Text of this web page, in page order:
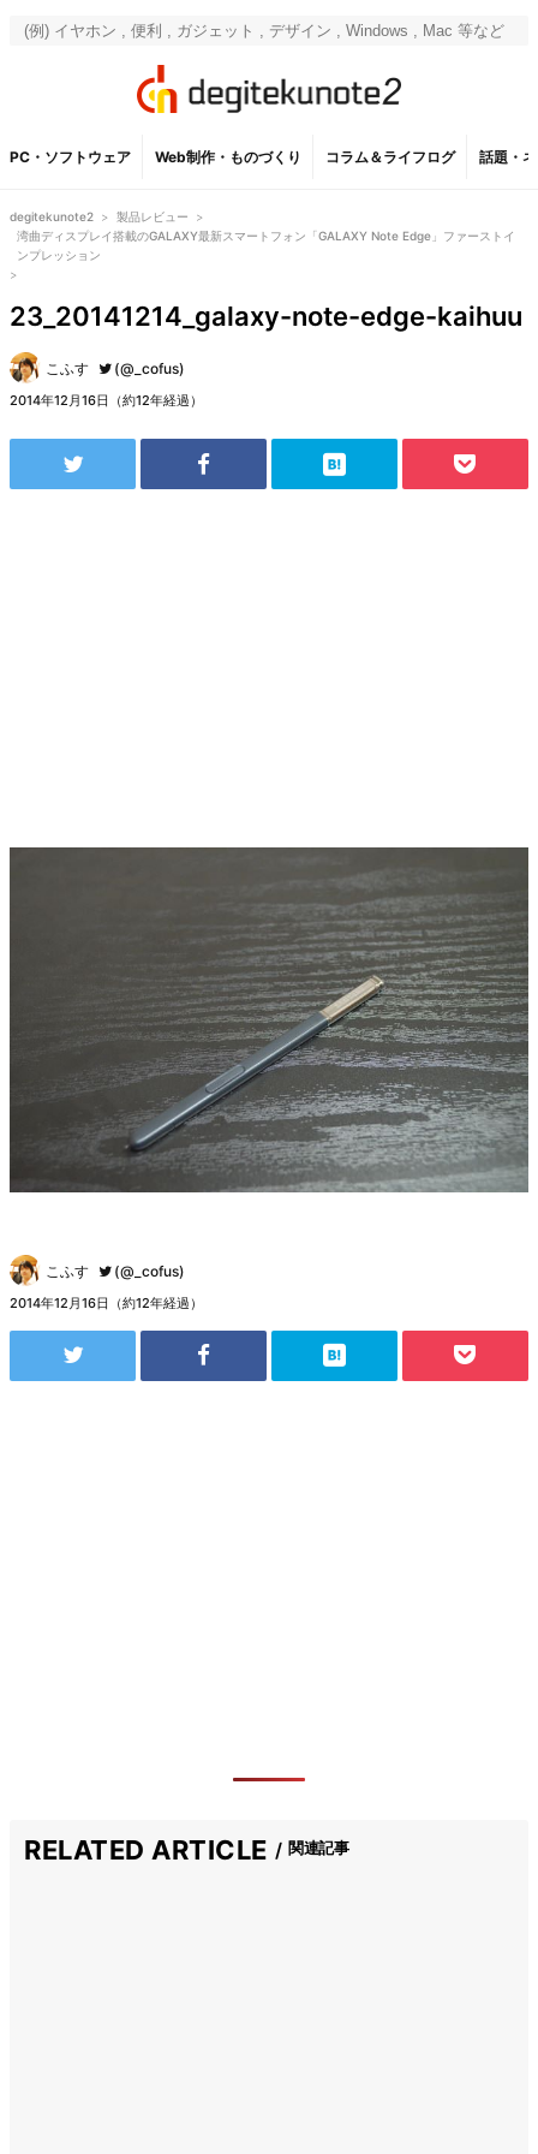
PC・ソフトウェア Web制作・ものづくり コラム＆ライフログ 話題・
degitekunote2 > 製品レビュー
>
湾曲ディスプレイ搭載のGALAXY最新スマートフォン「GALAXY Note Edge」ファーストイ
ンプレッション
>
23_20141214_galaxy-note-edge-kaihuu
こふす (@_cofus)
2014年12月16日（約12年経過）
こふす (@_cofus)
2014年12月16日（約12年経過）
RELATED ARTICLE 関連記事